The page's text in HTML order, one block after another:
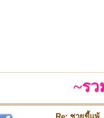
~ร